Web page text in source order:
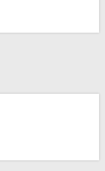
！
！
にも！